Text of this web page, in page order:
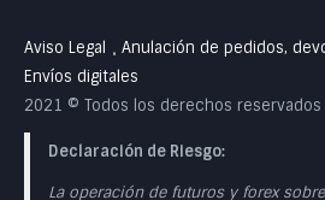
Aviso Legal • Anulación de pedidos,
Envíos digitales
2021 © Todos los derechos reservados
Declaración de Riesgo:
La operación de futuros y forex